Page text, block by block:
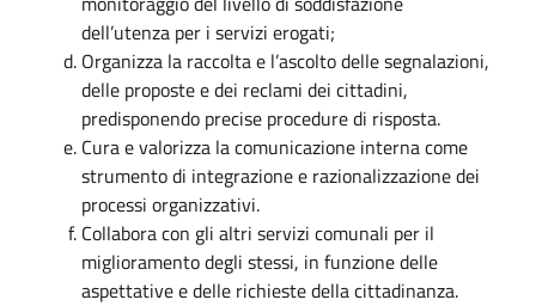
dell’utenza per i servizi erogati;
Organizza la raccolta e l’ascolto delle segnalazioni,
delle proposte e dei reclami dei cittadini,
predisponendo precise procedure di risposta.
Cura e valorizza la comunicazione interna come
strumento di integrazione e razionalizzazione dei
processi organizzativi.
Collabora con gli altri servizi comunali per il
miglioramento degli stessi, in funzione delle
aspettative e delle richieste della cittadinanza.